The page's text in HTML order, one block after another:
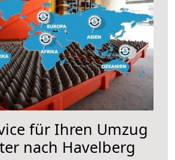
für Ihren Umzug
nach Havelberg